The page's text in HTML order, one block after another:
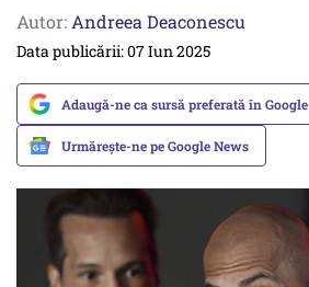
Autor: Andreea Deaconescu
Data publicării: 07 Iun 2025
Adaugă-ne ca sursă preferată în Google
Urmărește-ne pe Google News